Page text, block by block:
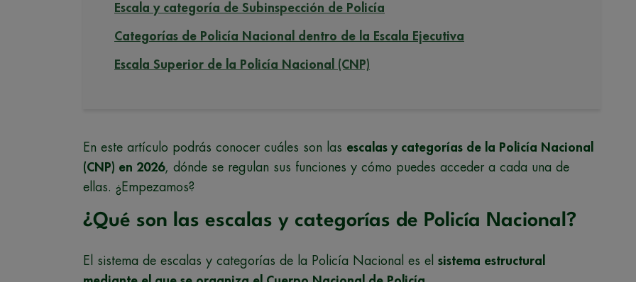
Escala y categoría de Subinspección de Policía
Categorías de Policía Nacional dentro de la Escala Ejecutiva
Escala Superior de la Policía Nacional (CNP)
En este artículo podrás conocer cuáles son las escalas y categorías de la Policía Nacional
(CNP) en 2026, dónde se regulan sus funciones y cómo puedes acceder a cada una de
ellas. ¿Empezamos?
¿Qué son las escalas y categorías de Policía Nacional?
El sistema de escalas y categorías de la Policía Nacional es el sistema estructural